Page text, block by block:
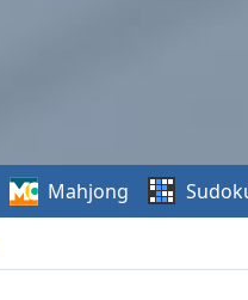
Mahjong